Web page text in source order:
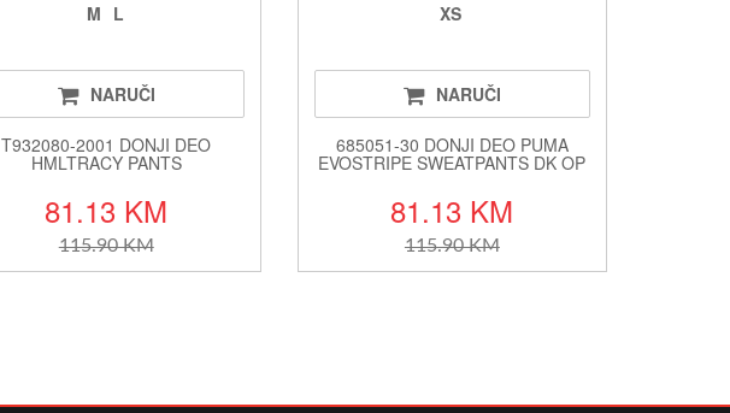
M L
NARUČI
T932080-2001 DONJI DEO
HMLTRACY PANTS
81.13 KM
115.90 KM
XS
NARUČI
685051-30 DONJI DEO PUMA
EVOSTRIPE SWEATPANTS DK OP
81.13 KM
115.90 KM